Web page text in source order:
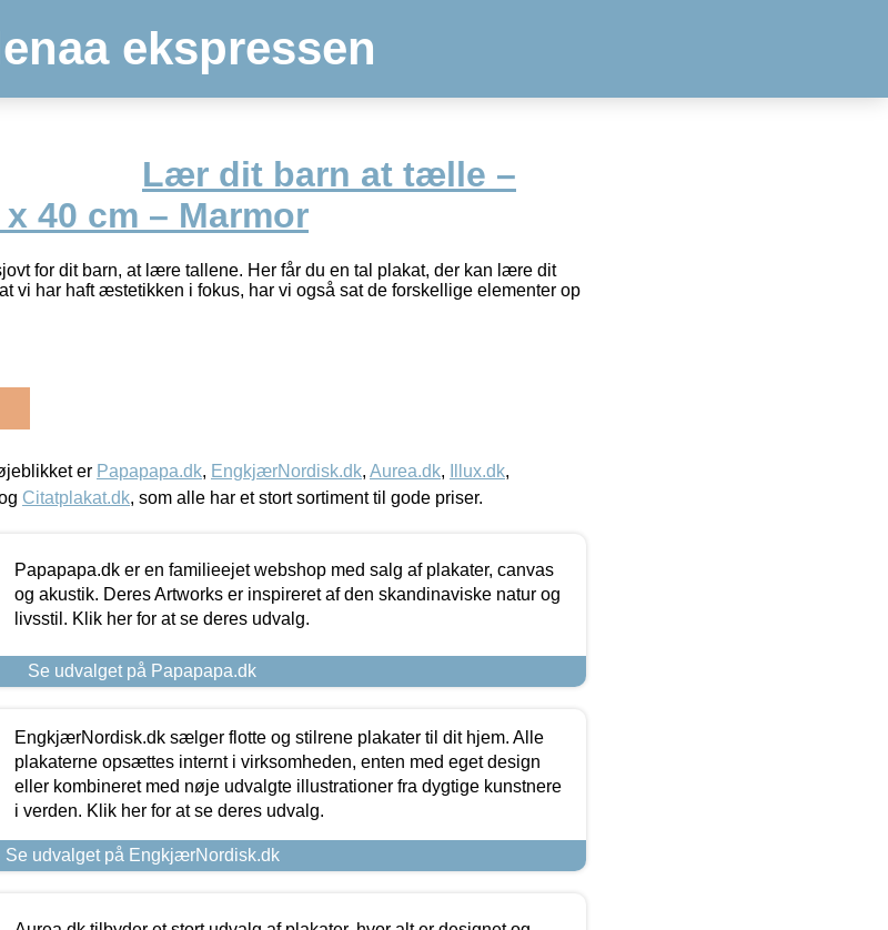
ekspressen
Lær dit barn at tælle –
40 cm – Marmor
for dit barn, at lære tallene. Her får du en tal plakat, der kan lære dit
vi har haft æstetikken i fokus, har vi også sat de forskellige elementer op
er Papapapa.dk, EngkjærNordisk.dk, Aurea.dk, Illux.dk,
Citatplakat.dk, som alle har et stort sortiment til gode priser.
Papapapa.dk er en familieejet webshop med salg af plakater, canvas
og akustik. Deres Artworks er inspireret af den skandinaviske natur og
livsstil. Klik her for at se deres udvalg.
Se udvalget på Papapapa.dk
EngkjærNordisk.dk sælger flotte og stilrene plakater til dit hjem. Alle
plakaterne opsættes internt i virksomheden, enten med eget design
eller kombineret med nøje udvalgte illustrationer fra dygtige kunstnere
i verden. Klik her for at se deres udvalg.
Se udvalget på EngkjærNordisk.dk